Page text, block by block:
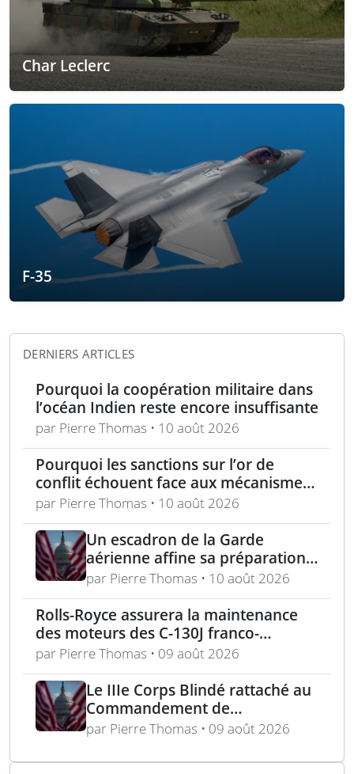
Char Leclerc
F-35
DERNIERS ARTICLES
Pourquoi la coopération militaire dans
l’océan Indien reste encore insuffisante
par Pierre Thomas • 10 août 2026
Pourquoi les sanctions sur l’or de
conflit échouent face aux mécanismes
de blanchiment et transit
par Pierre Thomas • 10 août 2026
Un escadron de la Garde
aérienne affine sa préparation
en terrain jungle
par Pierre Thomas • 10 août 2026
Rolls-Royce assurera la maintenance
des moteurs des C-130J franco-
allemands jusqu’en 2030
par Pierre Thomas • 09 août 2026
Le IIIe Corps Blindé rattaché au
Commandement de
l’Hémisphère Ouest dans le
par Pierre Thomas • 09 août 2026